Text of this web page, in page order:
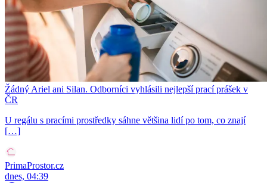
Žádný Ariel ani Silan. Odborníci vyhlásili nejlepší prací prášek v
ČR
U regálu s pracími prostředky sáhne většina lidí po tom, co znají
[…]
PrimaProstor.cz
dnes, 04:39